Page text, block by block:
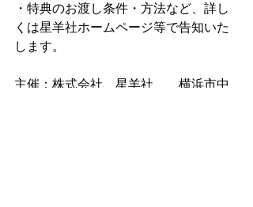
・特典のお渡し条件・方法など、詳し
くは星羊社ホームページ等で告知いた
します。
主催：株式会社　星羊社　　横浜市中